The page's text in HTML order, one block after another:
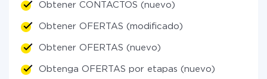
Obtener CONTACTOS (nuevo)
Obtener OFERTAS (modificado)
Obtener OFERTAS (nuevo)
Obtenga OFERTAS por etapas (nuevo)